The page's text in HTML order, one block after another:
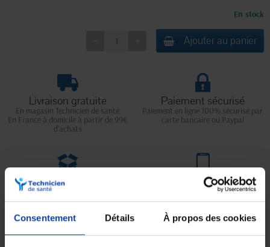
Consentement Détails À propos des cookies
En stock
Ajouter au panier
Livraison gratuite
En magasin Technicien de santé
En France à domicile à partir de 99€
d'achats
Paiement sécurisé
Paiement en ligne 100% sécurisé par
carte bancaire ou Paypal
Expédition
soignée et discrète
Service client
Lundi au jeudi : 9h à 12h30 - 13h30 à
18h
Le vendredi jusqu'à 17h